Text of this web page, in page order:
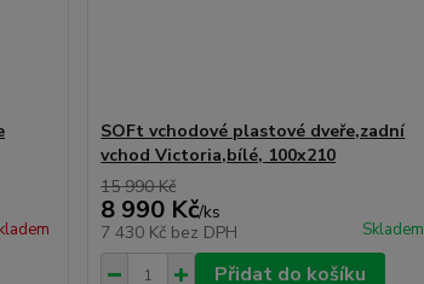
SOFt vchodové plastové dveře,zadní
vchod Victoria,bílé, 100x210
15 990 Kč
8 990 Kč/ks
7 430 Kč bez DPH Skladem
Přidat do košíku